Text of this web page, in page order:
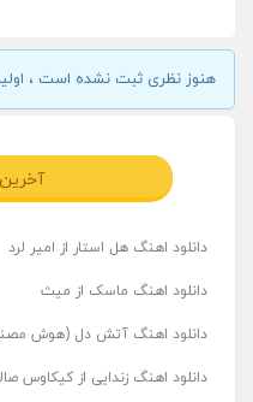
هنوز نظری ثبت نشده است ،
دانلود اهنگ هل استار از امیر لرد
دانلود اهنگ ماسک از میث
دانلود اهنگ آتش دل (هوش
دانلود اهنگ زندایی از کیکاوس